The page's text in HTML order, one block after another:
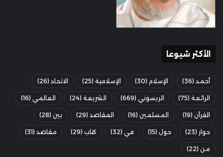
الأكثر شيوعا
أحمد (36) الإسلام (30) الإسلامية (25) الاتحاد (26)
الرائعة (75) الريسوني (669) الشريعة (24) العالمي (16)
القرآن (19) المسلمين (16) المقاصد (29) بين (28)
حوار (23) حول (15) في (32) كتاب (29) مقاصد (31)
من (22)